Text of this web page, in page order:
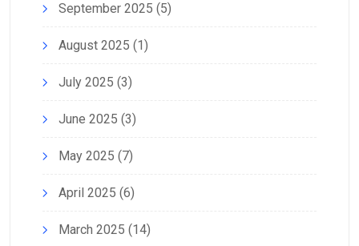
September 2025 (5)
August 2025 (1)
July 2025 (3)
June 2025 (3)
May 2025 (7)
April 2025 (6)
March 2025 (14)